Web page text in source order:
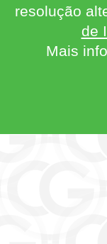
resolução
de
Mais